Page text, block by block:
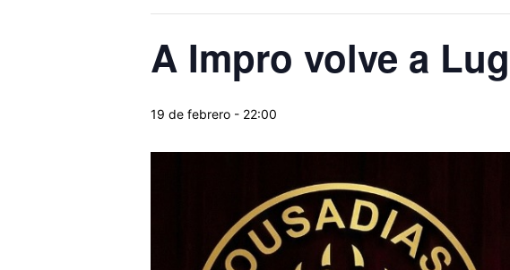
A Impro volve a
19 de febrero - 22:00